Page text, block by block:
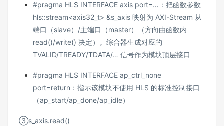
#pragma HLS INTERFACE axis port=…：把函数参数
hls::stream<axis32_t> &s_axis 映射为 AXI-Stream 从
端口（slave）/主端口（master）（方向由函数内
read()/write() 决定）。综合器生成对应的
TVALID/TREADY/TDATA/… 信号作为模块顶层接口
#pragma HLS INTERFACE ap_ctrl_none
port=return：指示该模块不使用 HLS 的标准控制接口
（ap_start/ap_done/ap_idle）
③s_axis.read()